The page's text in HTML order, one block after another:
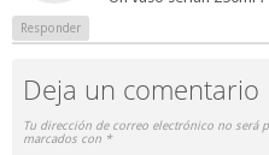
Responder
Deja un comentario
Tu dirección de correo electrónico no será
marcados con *